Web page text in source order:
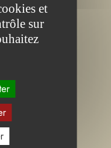
et
sur